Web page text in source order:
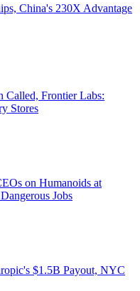
China's 230X Advantage
Called, Frontier Labs:
Stores
on Humanoids at
Jobs
$1.5B Payout, NYC